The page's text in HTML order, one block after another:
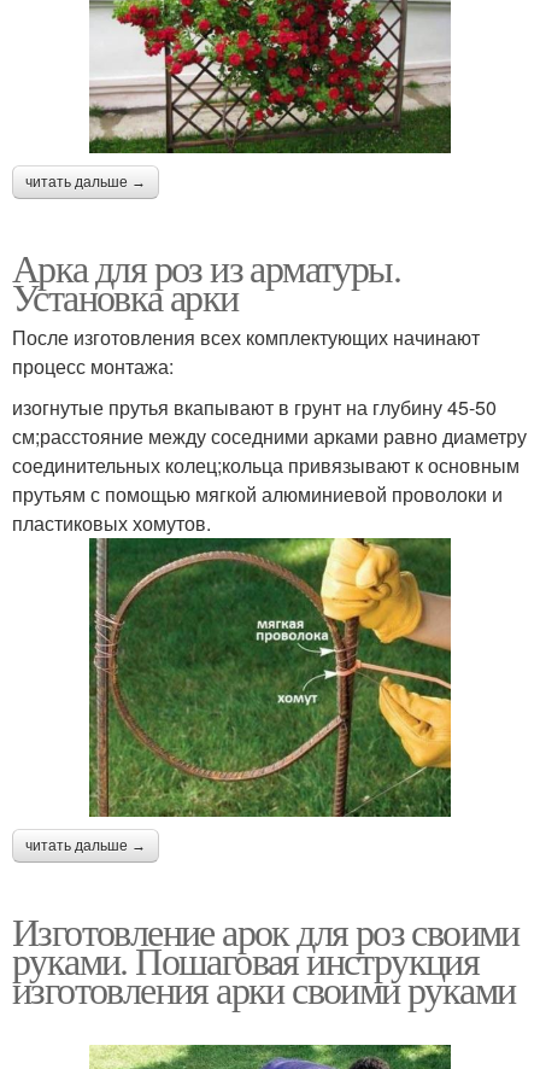
читать дальше →
Арка для роз из арматуры.
Установка арки
После изготовления всех комплектующих начинают
процесс монтажа:
изогнутые прутья вкапывают в грунт на глубину 45-50
см;расстояние между соседними арками равно диаметру
соединительных колец;кольца привязывают к основным
прутьям с помощью мягкой алюминиевой проволоки и
пластиковых хомутов.
читать дальше →
Изготовление арок для роз своими
руками. Пошаговая инструкция
изготовления арки своими руками